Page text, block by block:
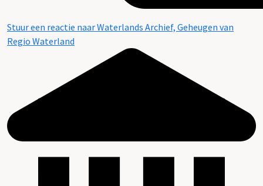
Stuur een reactie naar Waterlands Archief, Geheugen van
Regio Waterland